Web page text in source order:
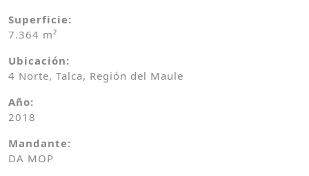
Superficie:
7.364 m²
Ubicación:
4 Norte, Talca, Región del Maule
Año:
2018
Mandante:
DA MOP